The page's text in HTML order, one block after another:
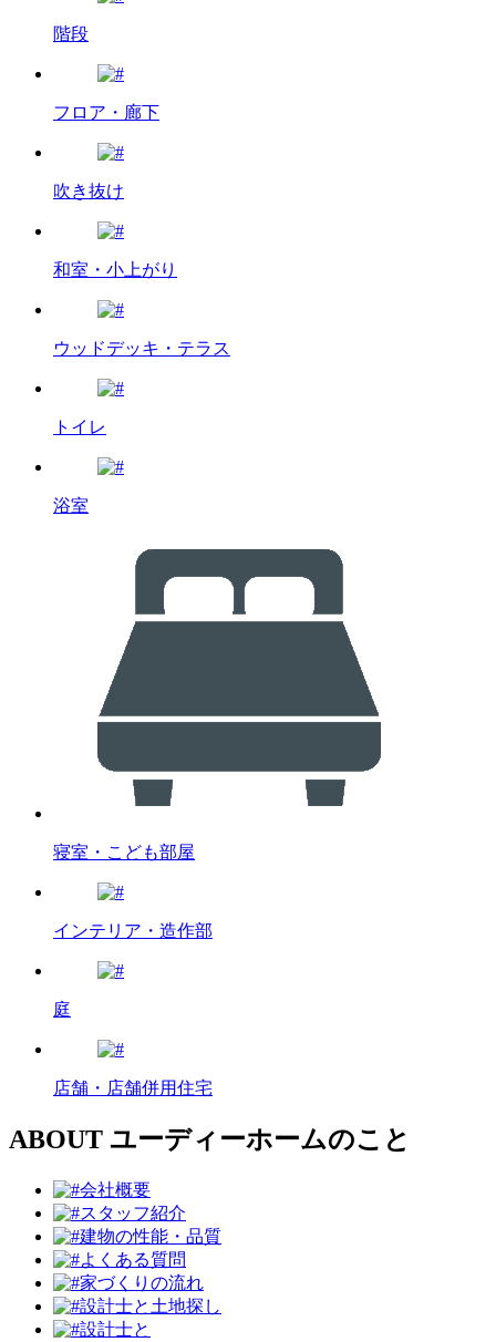
階段
フロア・廊下
吹き抜け
和室・小上がり
ウッドデッキ・テラス
トイレ
浴室
寝室・こども部屋
インテリア・造作部
庭
店舗・店舗併用住宅
ABOUT ユーディーホームのこと
会社概要
スタッフ紹介
建物の性能・品質
よくある質問
家づくりの流れ
設計⼠と⼟地探し
設計士と